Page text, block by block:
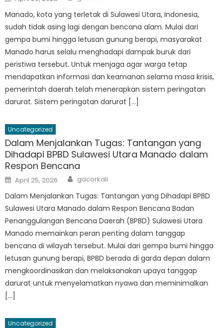
on
Manado, kota yang terletak di Sulawesi Utara, Indonesia,
sudah tidak asing lagi dengan bencana alam. Mulai dari
gempa bumi hingga letusan gunung berapi, masyarakat
Manado harus selalu menghadapi dampak buruk dari
peristiwa tersebut. Untuk menjaga agar warga tetap
mendapatkan informasi dan keamanan selama masa krisis,
pemerintah daerah telah menerapkan sistem peringatan
darurat. Sistem peringatan darurat […]
Uncategorized
Dalam Menjalankan Tugas: Tantangan yang
Dihadapi BPBD Sulawesi Utara Manado dalam
Respon Bencana
Posted
on
April 25, 2026 Author
gacorkali
Dalam Menjalankan Tugas: Tantangan yang Dihadapi BPBD
Sulawesi Utara Manado dalam Respon Bencana Badan
Penanggulangan Bencana Daerah (BPBD) Sulawesi Utara
Manado memainkan peran penting dalam tanggap
bencana di wilayah tersebut. Mulai dari gempa bumi hingga
letusan gunung berapi, BPBD berada di garda depan dalam
mengkoordinasikan dan melaksanakan upaya tanggap
darurat untuk menyelamatkan nyawa dan meminimalkan
[…]
Uncategorized